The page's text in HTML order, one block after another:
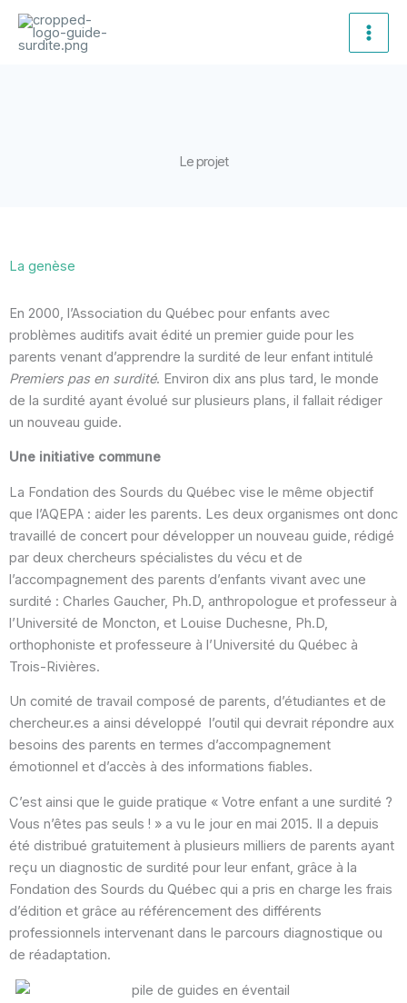
Aller
contenu
Main
Le projet
La genèse
En 2000, l’Association du Québec pour enfants avec
problèmes auditifs avait édité un premier guide pour les
parents venant d’apprendre la surdité de leur enfant intitulé
Premiers pas en surdité. Environ dix ans plus tard, le monde
de la surdité ayant évolué sur plusieurs plans, il fallait rédiger
un nouveau guide.
Une initiative commune
La Fondation des Sourds du Québec vise le même objectif
que l’AQEPA : aider les parents. Les deux organismes ont donc
travaillé de concert pour développer un nouveau guide, rédigé
par deux chercheurs spécialistes du vécu et de
l’accompagnement des parents d’enfants vivant avec une
surdité : Charles Gaucher, Ph.D, anthropologue et professeur à
l’Université de Moncton, et Louise Duchesne, Ph.D,
orthophoniste et professeure à l’Université du Québec à
Trois-Rivières.
Un comité de travail composé de parents, d’étudiantes et de
chercheur.es a ainsi développé l’outil qui devrait répondre aux
besoins des parents en termes d’accompagnement
émotionnel et d’accès à des informations fiables.
C’est ainsi que le guide pratique « Votre enfant a une surdité ?
Vous n’êtes pas seuls ! » a vu le jour en mai 2015. Il a depuis
été distribué gratuitement à plusieurs milliers de parents ayant
reçu un diagnostic de surdité pour leur enfant, grâce à la
Fondation des Sourds du Québec qui a pris en charge les frais
d’édition et grâce au référencement des différents
professionnels intervenant dans le parcours diagnostique ou
de réadaptation.